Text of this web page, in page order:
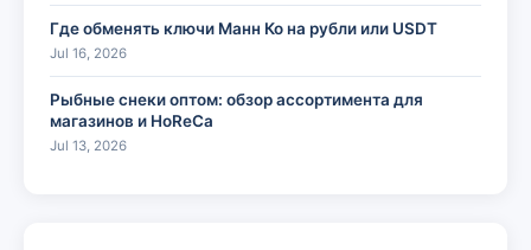
Где обменять ключи Манн Ко на рубли или USDT
Jul 16, 2026
Рыбные снеки оптом: обзор ассортимента для
магазинов и HoReCa
Jul 13, 2026